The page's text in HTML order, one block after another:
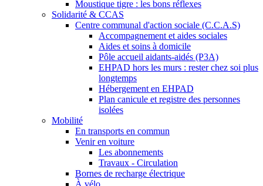
Moustique tigre : les bons réflexes
Solidarité & CCAS
Centre communal d'action sociale (C.C.A.S)
Accompagnement et aides sociales
Aides et soins à domicile
Pôle accueil aidants-aidés (P3A)
EHPAD hors les murs : rester chez soi plus
longtemps
Hébergement en EHPAD
Plan canicule et registre des personnes
isolées
Mobilité
En transports en commun
Venir en voiture
Les abonnements
Travaux - Circulation
Bornes de recharge électrique
À vélo